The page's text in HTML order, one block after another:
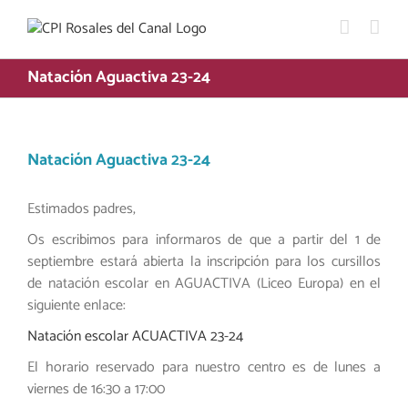
contenido
Natación Aguactiva 23-24
Natación Aguactiva 23-24
Estimados padres,
Os escribimos para informaros de que a partir del 1 de
septiembre estará abierta la inscripción para los cursillos
de natación escolar en AGUACTIVA (Liceo Europa) en el
siguiente enlace:
Natación escolar ACUACTIVA 23-24
El horario reservado para nuestro centro es de lunes a
viernes de 16:30 a 17:00